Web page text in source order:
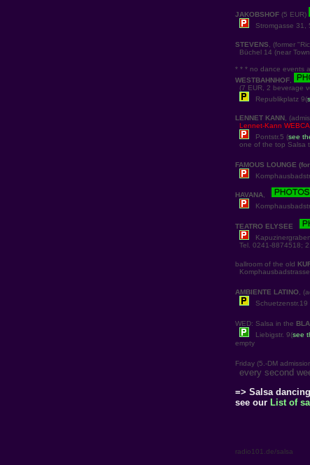
JAKOBSHOF (5 EUR)
Stromgasse 31,
STEVENS , (former
Büchel 14 (near
* * * no dance events
WESTBAHNHOF
(7 EUR, 2 beverage
Republikplatz 9(
LENNET KANN ,
Lennet-Kann
Pontstr.5 (see
one of the top Salsa
FAMOUS LOUNGE
HAVANA
TEATRO ELYSEE
Tel. 0241-8874518;
ballroom of the old
AMBIENTE LATINO ,
Schuetzenstr.19
WED: Salsa in the
Liebigstr. 9(see
empty
Friday (5.-DM
every second
=> Salsa
see our List of
radio101.de/salsa